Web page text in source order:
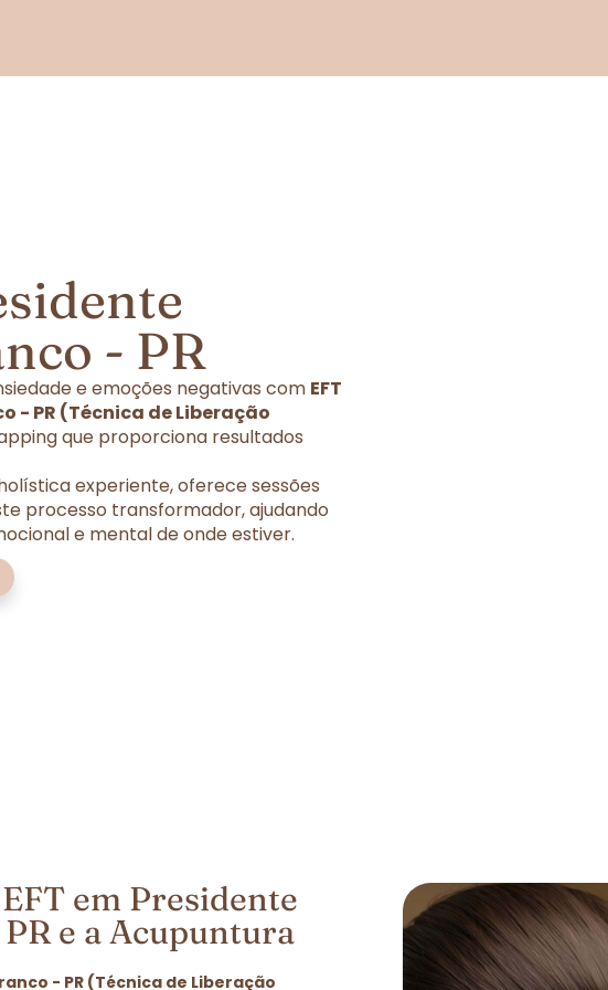
- PR
e emoções negativas com EFT
- PR (Técnica de Liberação
que proporciona resultados
experiente, oferece sessões
processo transformador, ajudando
e mental de onde estiver.
em Presidente
e a Acupuntura
- PR (Técnica de Liberação